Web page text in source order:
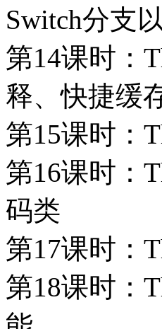
Switch分支
第14课时：
释、快捷缓
第15课时：
第16课时：
码类
第17课时：
第18课时：